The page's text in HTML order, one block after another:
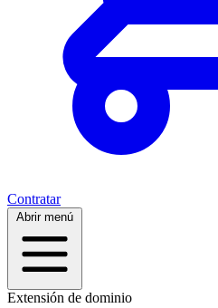
Contratar
Abrir menú
Extensión de dominio